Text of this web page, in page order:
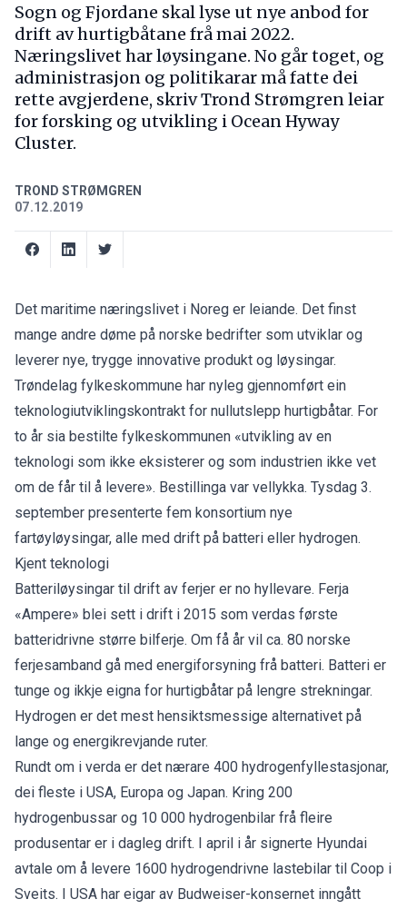
Sogn og Fjordane skal lyse ut nye anbod for
drift av hurtigbåtane frå mai 2022.
Næringslivet har løysingane. No går toget, og
administrasjon og politikarar må fatte dei
rette avgjerdene, skriv Trond Strømgren leiar
for forsking og utvikling i Ocean Hyway
Cluster.
TROND STRØMGREN
07.12.2019
Det maritime næringslivet i Noreg er leiande. Det finst
mange andre døme på norske bedrifter som utviklar og
leverer nye, trygge innovative produkt og løysingar.
Trøndelag fylkeskommune har nyleg gjennomført ein
teknologiutviklingskontrakt for nullutslepp hurtigbåtar. For
to år sia bestilte fylkeskommunen «utvikling av en
teknologi som ikke eksisterer og som industrien ikke vet
om de får til å levere». Bestillinga var vellykka. Tysdag 3.
september presenterte fem konsortium nye
fartøyløysingar, alle med drift på batteri eller hydrogen.
Kjent teknologi
Batteriløysingar til drift av ferjer er no hyllevare. Ferja
«Ampere» blei sett i drift i 2015 som verdas første
batteridrivne større bilferje. Om få år vil ca. 80 norske
ferjesamband gå med energiforsyning frå batteri. Batteri er
tunge og ikkje eigna for hurtigbåtar på lengre strekningar.
Hydrogen er det mest hensiktsmessige alternativet på
lange og energikrevjande ruter.
Rundt om i verda er det nærare 400 hydrogenfyllestasjonar,
dei fleste i USA, Europa og Japan. Kring 200
hydrogenbussar og 10 000 hydrogenbilar frå fleire
produsentar er i dagleg drift. I april i år signerte Hyundai
avtale om å levere 1600 hydrogendrivne lastebilar til Coop i
Sveits. I USA har eigar av Budweiser-konsernet inngått